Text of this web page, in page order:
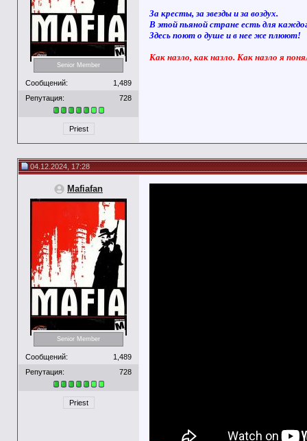
Senior Member
Сообщений:
1,489
Репутация:
728
Priest
За кресты, за звезды и за воздух.
В этой пьяной стране есть для
Здесь поют о душе и в нее же плюют!
Как назло, как назло. Как назло я
04.12.2024, 17:28
Mafiafan
Senior Member
Сообщений:
1,489
Репутация:
728
Priest